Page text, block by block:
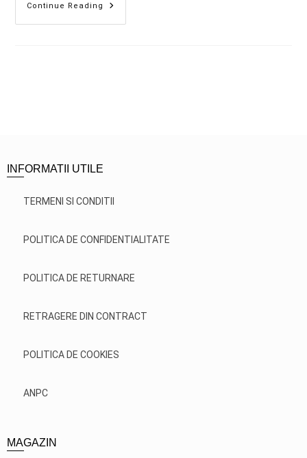
Continue Reading
INFORMATII UTILE
TERMENI SI CONDITII
POLITICA DE CONFIDENTIALITATE
POLITICA DE RETURNARE
RETRAGERE DIN CONTRACT
POLITICA DE COOKIES
ANPC
MAGAZIN